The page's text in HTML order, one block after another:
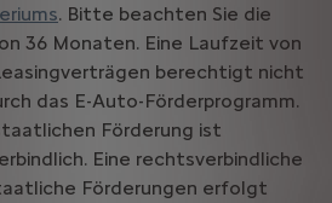
. Bitte beachten Sie die
36 Monaten. Eine Laufzeit von
berechtigt nicht
das E-Auto-Förderprogramm.
Förderung ist
Eine rechtsverbindliche
Förderungen erfolgt